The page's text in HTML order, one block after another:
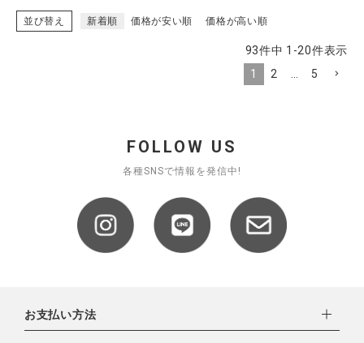
並び替え 新着順 価格が安い順 価格が高い順
93件中 1 -20件表示
1
2 5
FOLLOW US
各種SNSで情報を発信中!
お支払い方法